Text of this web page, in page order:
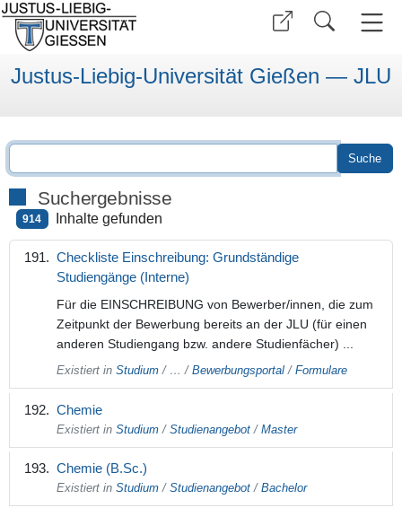
Justus-Liebig-Universität Gießen — JLU
Suchergebnisse
914 Inhalte gefunden
Checkliste Einschreibung: Grundständige
Studiengänge (Interne)
Für die EINSCHREIBUNG von Bewerber/innen, die zum
Zeitpunkt der Bewerbung bereits an der JLU (für einen
anderen Studiengang bzw. andere Studienfächer) ...
Existiert in Studium / …/ Bewerbungsportal / Formulare
Chemie
Existiert in Studium / Studienangebot / Master
Chemie (B.Sc.)
Existiert in Studium / Studienangebot / Bachelor